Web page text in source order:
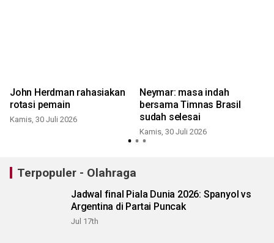
John Herdman rahasiakan
rotasi pemain
Kamis, 30 Juli 2026
Neymar: masa indah
bersama Timnas Brasil
sudah selesai
Kamis, 30 Juli 2026
Terpopuler - Olahraga
Jadwal final Piala Dunia 2026: Spanyol vs
Argentina di Partai Puncak
Jul 17th